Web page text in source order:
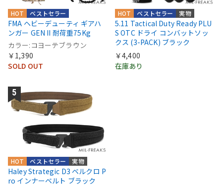
ベストセラー
HOT
FMA ヘビーデューティ ギアハ
ンガー GEN II 耐荷重75Kg
カラー:コヨーテブラウン
￥1,390
SOLD OUT
実物
ベストセラー
HOT
5.11 Tactical Duty Ready PLU
S OTC ドライ コンバットソッ
クス (3-PACK) ブラック
￥4,400
在庫あり
実物
ベストセラー
HOT
Haley Strategic D3 ベルクロ P
ro インナーベルト ブラック